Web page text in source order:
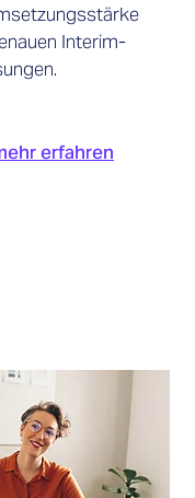
Interim-
erfahren